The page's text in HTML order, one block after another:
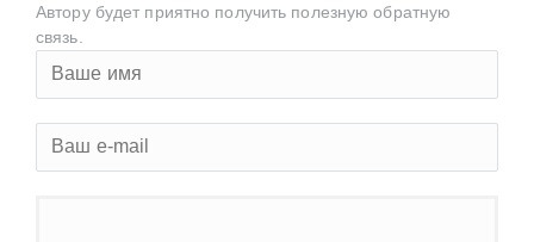
Автору будет приятно получить полезную обратную
связь.